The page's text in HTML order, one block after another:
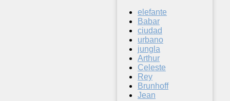
elefante
Babar
ciudad
urbano
jungla
Arthur
Celeste
Rey
Brunhoff
Jean